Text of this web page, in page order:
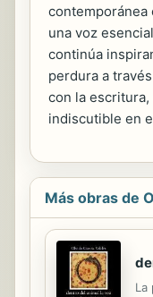
contemporánea
una voz
continúa
perdura a
con la
indiscutible en
Más obras de
La